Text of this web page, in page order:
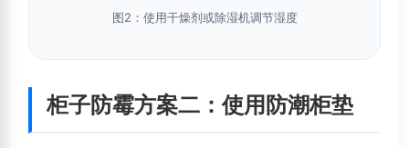
图2：使用干燥剂或除湿机调节湿度
柜子防霉方案二：使用防潮柜垫